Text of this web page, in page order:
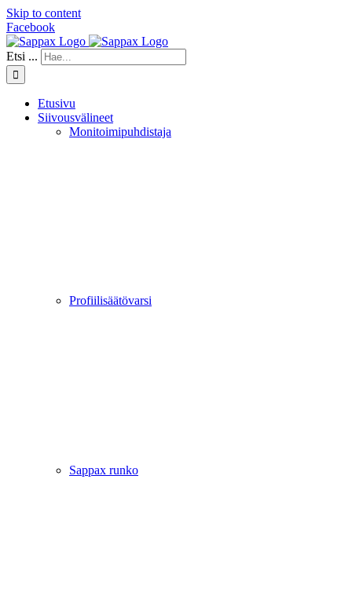
Skip to content
Facebook
Etsi ...
Etusivu
Siivousvälineet
Monitoimipuhdistaja
Profiilisäätövarsi
Sappax runko